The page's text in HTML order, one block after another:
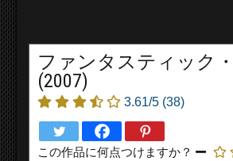
ファンタスティック・
(2007)
3.61/5 (38)
この作品に何点つけますか？